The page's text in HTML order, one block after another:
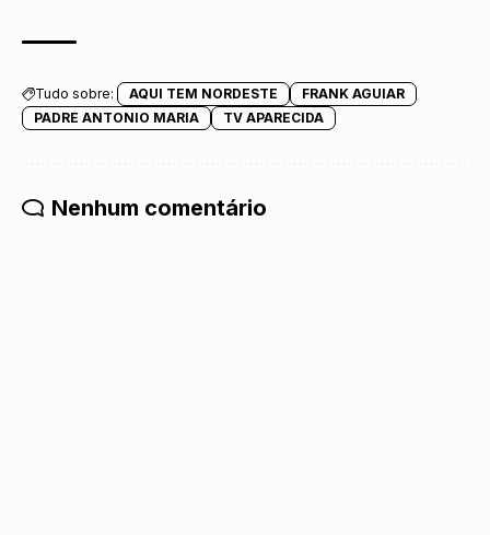
Tudo sobre: AQUI TEM NORDESTE
FRANK AGUIAR
PADRE ANTONIO MARIA
TV APARECIDA
Nenhum comentário